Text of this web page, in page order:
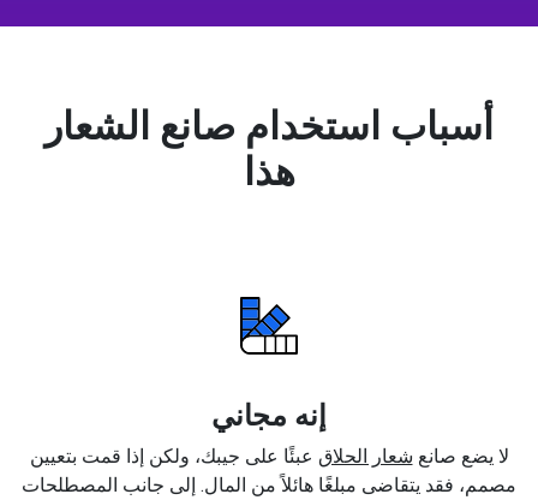
أسباب استخدام صانع الشعار
هذا
إنه مجاني
لا يضع صانع شعار الحلاق عبئًا على جيبك، ولكن إذا قمت بتعيين
مصمم، فقد يتقاضى مبلغًا هائلاً من المال. إلى جانب المصطلحات